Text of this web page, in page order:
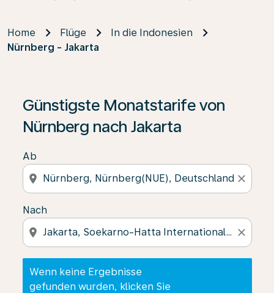
Home Flüge
In die Indonesien
Nürnberg - Jakarta
Günstigste Monatstarife von
Nürnberg nach Jakarta
Ab
location_on close
Nach
location_on close
Wenn keine Ergebnisse
gefunden wurden, klicken Sie
Wenn keine Ergebnisse gefunden wurden, klicken